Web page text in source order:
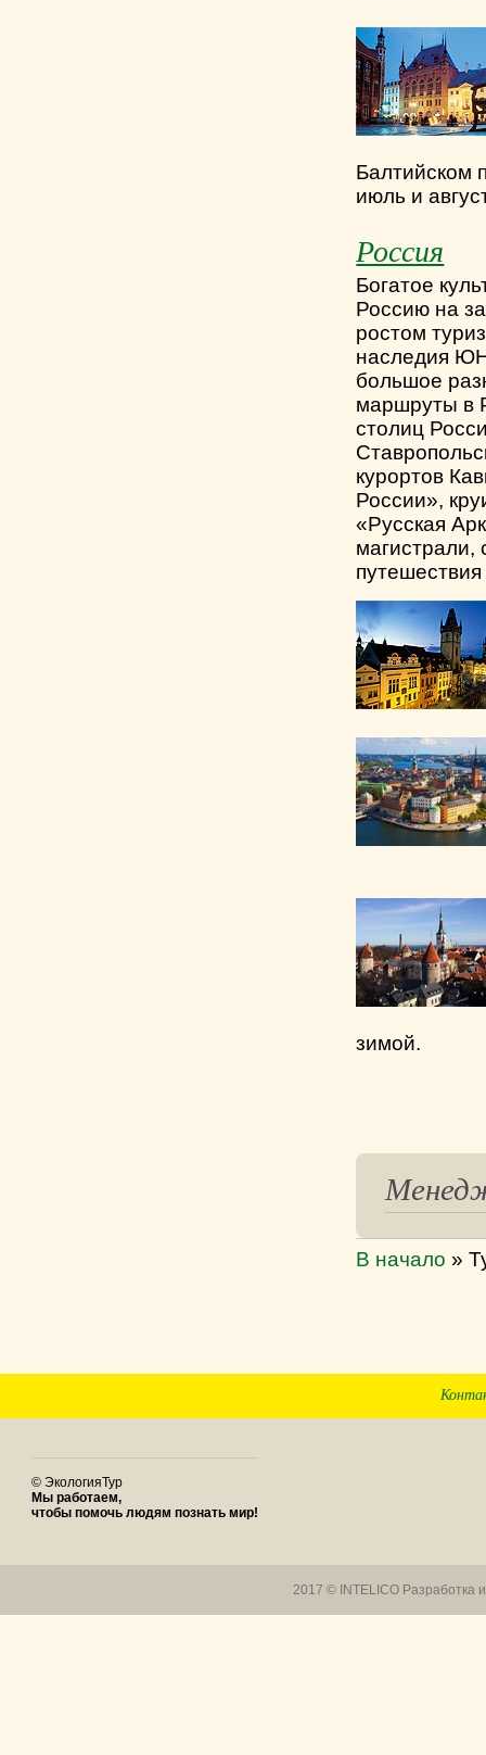
Балтийском
июль и
Россия
Богатое
Россию на
ростом
наследия
большое
маршруты в
столиц
курортов
России»,
«Русская
магистрали,
зимой.
В начало »
© ЭкологияТур
Мы работаем,
чтобы помочь людям познать мир!
2017 © INTELICO Разработка